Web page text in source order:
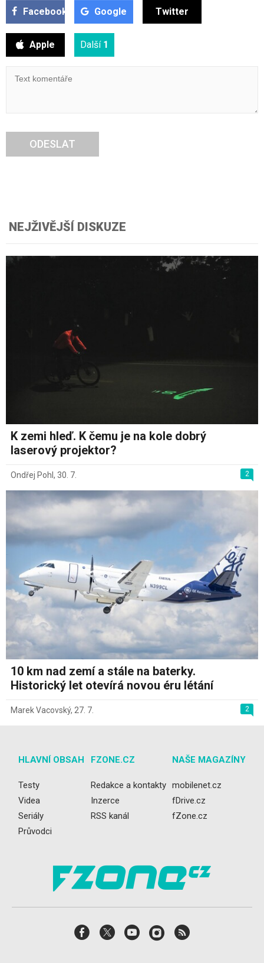
Facebook Google Twitter
Apple Další 1
ODESLAT
NEJŽIVĚJŠÍ DISKUZE
K zemi hleď. K čemu je na kole dobrý
laserový projektor?
2
Ondřej Pohl , 30. 7.
10 km nad zemí a stále na baterky.
Historický let otevírá novou éru létání
2
Marek Vacovský, 27. 7.
HLAVNÍ OBSAH
Testy
Videa
Seriály
Průvodci
FZONE.CZ
Redakce a kontakty
Inzerce
RSS kanál
NAŠE MAGAZÍNY
mobilenet.cz
fDrive.cz
fZone.cz